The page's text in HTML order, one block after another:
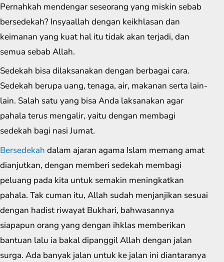
Pernahkah mendengar seseorang yang miskin sebab
bersedekah? Insyaallah dengan keikhlasan dan
keimanan yang kuat hal itu tidak akan terjadi, dan
semua sebab Allah.
Sedekah bisa dilaksanakan dengan berbagai cara.
Sedekah berupa uang, tenaga, air, makanan serta lain-
lain. Salah satu yang bisa Anda laksanakan agar
pahala terus mengalir, yaitu dengan membagi
sedekah bagi nasi Jumat.
Bersedekah dalam ajaran agama Islam memang amat
dianjutkan, dengan memberi sedekah membagi
peluang pada kita untuk semakin meningkatkan
pahala. Tak cuman itu, Allah sudah menjanjikan sesuai
dengan hadist riwayat Bukhari, bahwasannya
siapapun orang yang dengan ihklas memberikan
bantuan lalu ia bakal dipanggil Allah dengan jalan
surga. Ada banyak jalan untuk ke jalan ini diantaranya